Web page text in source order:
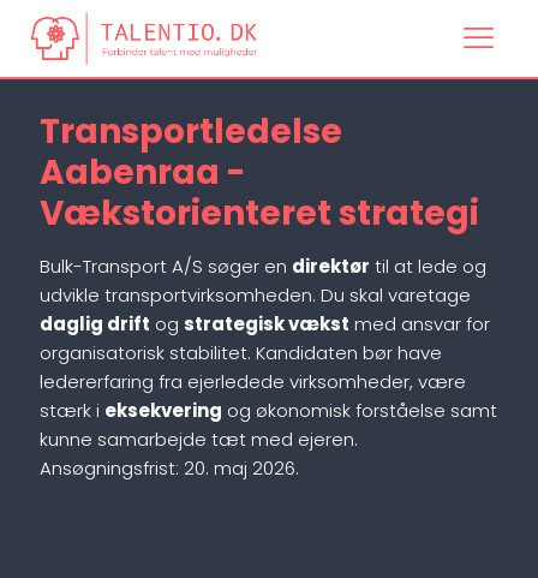
Transportledelse
Aabenraa -
Vækstorienteret strategi
Bulk-Transport A/S søger en direktør til at lede og
udvikle transportvirksomheden. Du skal varetage
daglig drift og strategisk vækst med ansvar for
organisatorisk stabilitet. Kandidaten bør have
ledererfaring fra ejerledede virksomheder, være
stærk i eksekvering og økonomisk forståelse samt
kunne samarbejde tæt med ejeren.
Ansøgningsfrist: 20. maj 2026.